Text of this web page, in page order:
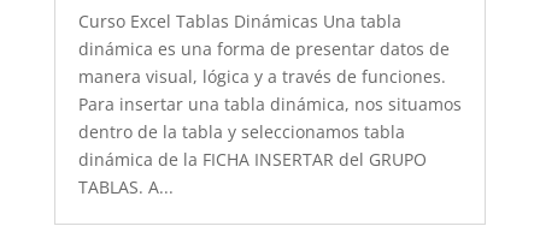
Curso Excel Tablas Dinámicas Una tabla
dinámica es una forma de presentar datos de
manera visual, lógica y a través de funciones.
Para insertar una tabla dinámica, nos situamos
dentro de la tabla y seleccionamos tabla
dinámica de la FICHA INSERTAR del GRUPO
TABLAS. A...